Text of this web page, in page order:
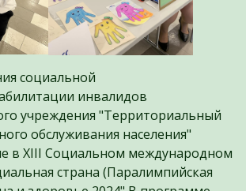
социальной
инвалидов
учреждения "Территориальный
обслуживания населения"
в XIII Социальном международном
страна (Паралимпийская